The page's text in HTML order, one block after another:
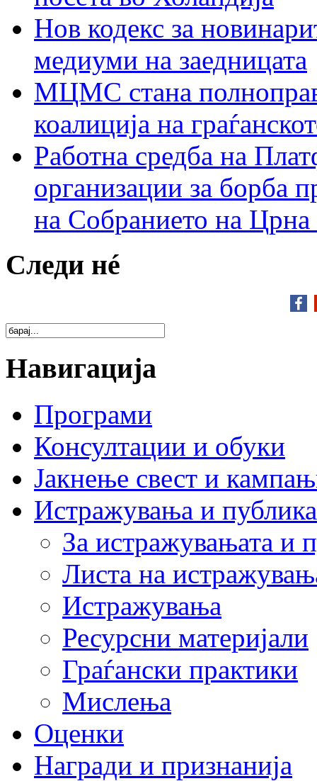
Нов кодекс за
медиуми на заедницата
МЦМС стана
коалиција на
Работна средба на
организации за борба
на Собранието на Црна
Следи нé
Навигација
Програми
Консултации и обуки
Јакнење свест и
Истражувања и
За истражувањата и
Листа на
Истражувања
Ресурсни материјали
Граѓански практики
Мислења
Оценки
Награди и признанија